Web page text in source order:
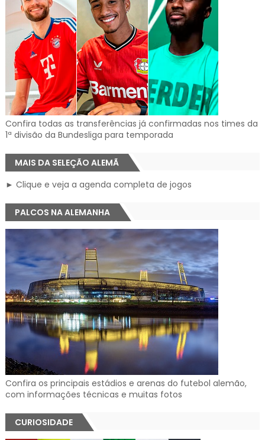
Confira todas as transferências já confirmadas nos times da
1ª divisão da Bundesliga para temporada
MAIS DA SELEÇÃO ALEMÃ
► Clique e veja a agenda completa de jogos
PALCOS NA ALEMANHA
Confira os principais estádios e arenas do futebol alemão,
com informações técnicas e muitas fotos
CURIOSIDADE